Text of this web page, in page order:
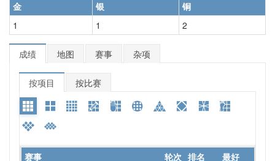
金 银
铜
1
1 2
成绩 地图 赛事 杂项
按项目 按比赛
赛事 轮次 排名 最好